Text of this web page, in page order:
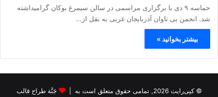
حماسه ۹ دی با برگزاری مراسمی در سالن سیمرغ بوکان گرامیداشته
شد. انجمن بی تاوان آذربایجان غربی به نقل از…
بیشتر بخوانید »
© کپی‌رایت 2026, تمامی حقوق متعلق است به |
جَنَّة طراح قالب